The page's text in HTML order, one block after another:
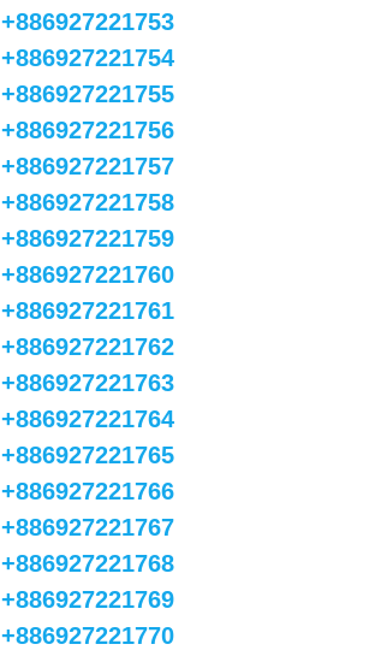
+886927221753
+886927221754
+886927221755
+886927221756
+886927221757
+886927221758
+886927221759
+886927221760
+886927221761
+886927221762
+886927221763
+886927221764
+886927221765
+886927221766
+886927221767
+886927221768
+886927221769
+886927221770